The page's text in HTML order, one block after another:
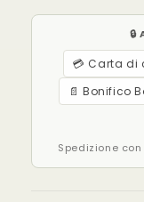
Antichi
Mais
Italiani
🔒
💳 Carta di
📄 Bonifico
Spedizione